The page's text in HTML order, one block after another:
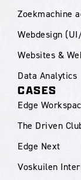
Zoekmachine
Webdesign
Websites &
Data Analytics
CASES
Edge
The Driven
Edge Next
Voskuilen